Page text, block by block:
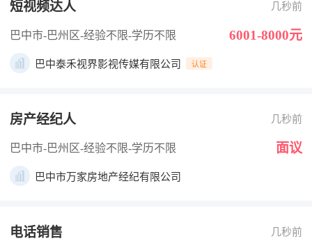
短视频达人 几秒前
巴中市-巴州区-经验不限-学历不限 6001-8000元
巴中泰禾视界影视传媒有限公司 认证
房产经纪人 几秒前
巴中市-巴州区-经验不限-学历不限 面议
巴中市万家房地产经纪有限公司
电话销售 几秒前